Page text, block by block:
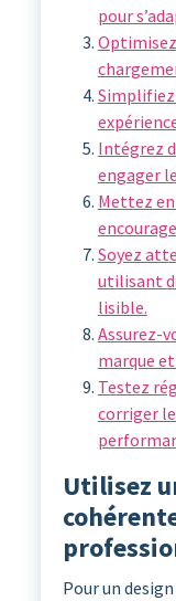
pour
Intégrez
engager
Mettez
Soyez
utilisant
lisible.
Assurez-
marque
Testez
corriger
Utilisez
Pour un